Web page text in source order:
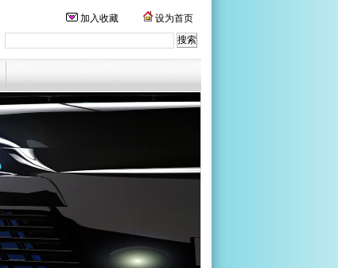
加入收藏 设为首页